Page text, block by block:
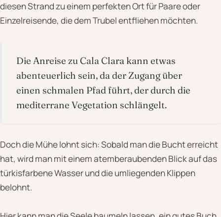
diesen Strand zu einem perfekten Ort für Paare oder
Einzelreisende, die dem Trubel entfliehen möchten.
Die Anreise zu Cala Clara kann etwas
abenteuerlich sein, da der Zugang über
einen schmalen Pfad führt, der durch die
mediterrane Vegetation schlängelt.
Doch die Mühe lohnt sich: Sobald man die Bucht erreicht
hat, wird man mit einem atemberaubenden Blick auf das
türkisfarbene Wasser und die umliegenden Klippen
belohnt.